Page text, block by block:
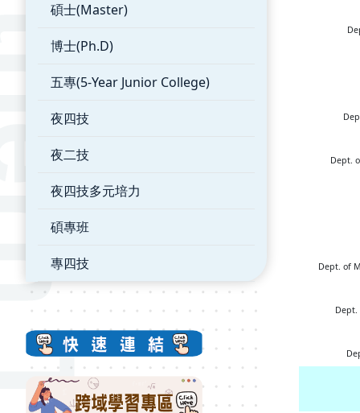
碩士(Master)
博士(Ph.D)
五專(5-Year Junior College)
夜四技
夜二技
夜四技多元培力
碩專班
專四技
Dept.
Dept. of
Dept.